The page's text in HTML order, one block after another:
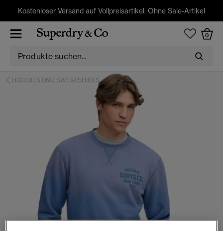
Kostenloser Versand auf Vollpreisartikel. Ohne Sale-Artikel
0
HOODIES UND SWEATSHIRTS